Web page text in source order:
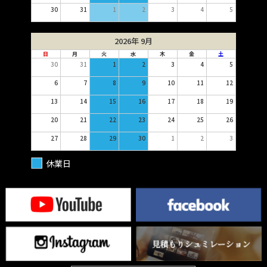
30 31 1 2 3 4 5
2026年 9月
日 月 火 水 木 金 土
30 31 1 2 3 4 5
6 7 8 9 10 11 12
13 14 15 16 17 18 19
20 21 22 23 24 25 26
27 28 29 30 1 2 3
休業日